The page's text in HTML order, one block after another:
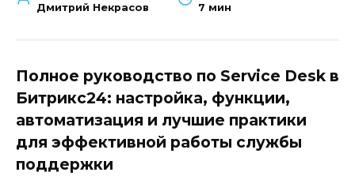
Дмитрий Некрасов 7 мин
Полное руководство по Service Desk в
Битрикс24: настройка, функции,
автоматизация и лучшие практики
для эффективной работы службы
поддержки